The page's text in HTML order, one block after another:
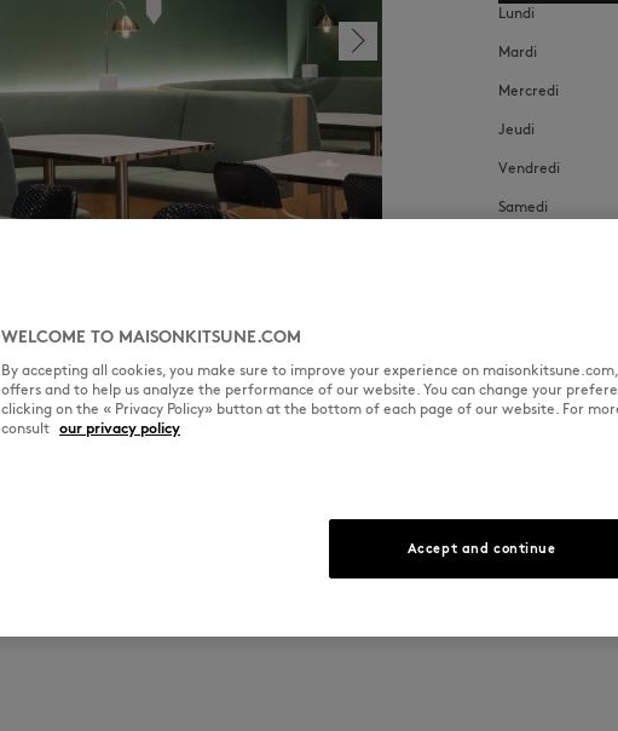
Lundi
Mardi
Mercredi
Jeudi
Vendredi
Samedi
SERVICES
WELCOME TO MAISONKITSUNE.COM
By accepting all cookies, you make sure to improve your experience on
offers and to help us analyze the performance of our website. You can change your
clicking on the « Privacy Policy» button at the bottom of each page of our website. For
consult our privacy policy
Accept and continue